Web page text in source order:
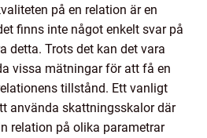
på en relation är en
finns inte något enkelt svar på
detta. Trots det kan det vara
vissa mätningar för att få en
tillstånd. Ett vanligt
använda skattningsskalor där
relation på olika parametrar